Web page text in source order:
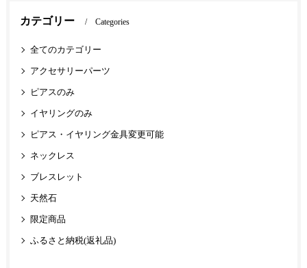
カテゴリー Categories
全てのカテゴリー
アクセサリーパーツ
ピアスのみ
イヤリングのみ
ピアス・イヤリング金具変更可能
ネックレス
ブレスレット
天然石
限定商品
ふるさと納税(返礼品)